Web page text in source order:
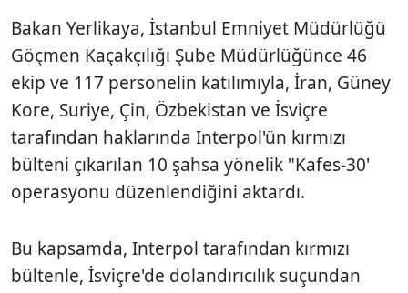
Bakan Yerlikaya, İstanbul Emniyet Müdürlüğü
Göçmen Kaçakçılığı Şube Müdürlüğünce 46
ekip ve 117 personelin katılımıyla, İran, Güney
Kore, Suriye, Çin, Özbekistan ve İsviçre
tarafından haklarında Interpol'ün kırmızı
bülteni çıkarılan 10 şahsa yönelik "Kafes-30'
operasyonu düzenlendiğini aktardı.
Bu kapsamda, Interpol tarafından kırmızı
bültenle, İsviçre'de dolandırıcılık suçundan